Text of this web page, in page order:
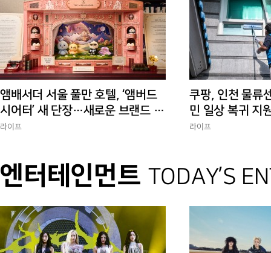
앰배서더 서울 풀만 호텔, ‘앰버드
시어터’ 새 단장…새로운 브랜드 경
험 선사
라이프
쿠팡, 인천 물류
민 일상 복귀 지
에 총력”
라이프
엔터테인먼트 TODAY’S